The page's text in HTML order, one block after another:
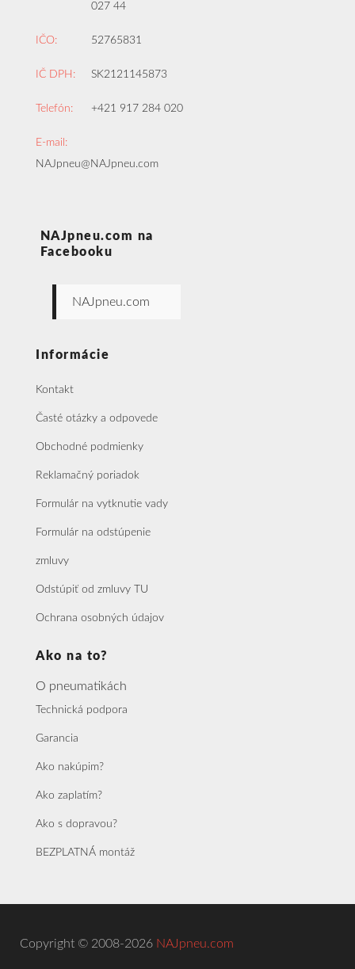
027 44
IČO: 52765831
IČ DPH: SK2121145873
Telefón: +421 917 284 020
E-mail:
NAJpneu@NAJpneu.com
NAJpneu.com na
Facebooku
NAJpneu.com
Informácie
Kontakt
Časté otázky a odpovede
Obchodné podmienky
Reklamačný poriadok
Formulár na vytknutie vady
Formulár na odstúpenie
zmluvy
Odstúpiť od zmluvy TU
Ochrana osobných údajov
Ako na to?
O pneumatikách
Technická podpora
Garancia
Ako nakúpim?
Ako zaplatím?
Ako s dopravou?
BEZPLATNÁ montáž
Copyright © 2008-2026 NAJpneu.com